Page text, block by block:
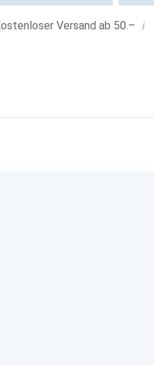
Kostenloser Versand ab 50.– i